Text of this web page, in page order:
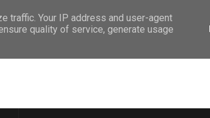
traffic. Your IP address and user-agent
quality of service, generate usage